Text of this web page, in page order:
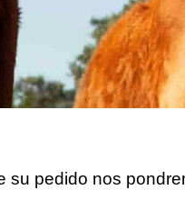
su pedido nos